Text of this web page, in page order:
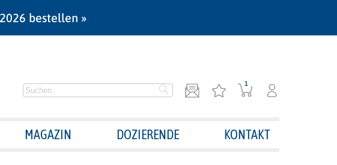
bestellen »
1
MAGAZIN DOZIERENDE KONTAKT